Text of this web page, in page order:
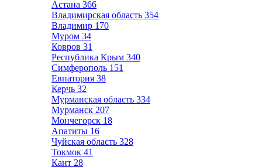
Астана 366
Владимирская область 354
Владимир 170
Муром 34
Ковров 31
Республика Крым 340
Симферополь 151
Евпатория 38
Керчь 32
Мурманская область 334
Мурманск 207
Мончегорск 18
Апатиты 16
Чуйская область 328
Токмок 41
Кант 28